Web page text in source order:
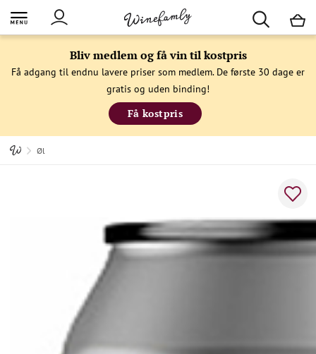
Bliv medlem og få vin til kostpris
Få adgang til endnu lavere priser som medlem. De første 30 dage er
gratis og uden binding!
Få kostpris
Øl